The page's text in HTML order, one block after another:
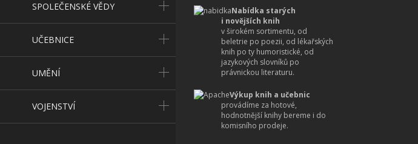
SPOLEČENSKÉ VĚDY
UČEBNICE
UMĚNÍ
VOJENSTVÍ
Nabídka starých
i novějších knih
v širokém sortimentu, od
beletrie po poezii, od lékařských
knih po ty humoristické, od
jazykových slovníků po
právnickou literaturu.
Výkup knih a učebnic
provádíme za hotové,
hodnotnější knihy bereme i do
komisního prodeje.